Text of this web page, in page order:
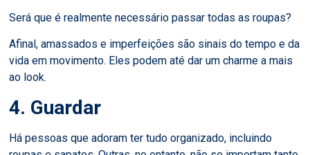
Será que é realmente necessário passar todas as roupas?
Afinal, amassados e imperfeições são sinais do tempo e da
vida em movimento. Eles podem até dar um charme a mais
ao look.
4. Guardar
Há pessoas que adoram ter tudo organizado, incluindo